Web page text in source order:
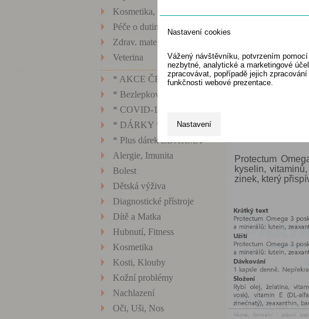
Kosmetika, Hygiena
Péče o dutinu ústní
Zdrav. materiál, technika
Veterina
* AKCE ČERVEN
* Bezlepkové potraviny
* COVID-19 *
* DÁRKY *
* Plus dárek ZDARMA
Alergie, Imunita
Bolest
Dětská výživa
Diagnostické přístroje
Dítě a Matka
Hubnutí, Fitness
Kosmetika
Kosti, Klouby
Kožní problémy
Nachlazení
Oči, Uši, Nos
Protectum
kyselin,
zinek, který
Nastavení cookies
Vážený návštěvníku, potvrzením
nezbytné, analytické a marketingové
zpracovávat, popřípadě jejich
funkčnosti webové prezentace.
Nastavení